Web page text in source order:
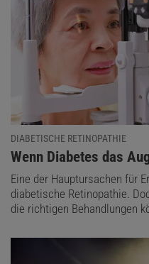
DIABETISCHE RETINOPATHIE
:
Wenn Diabetes das
Eine der Hauptursachen für
diabetische Retinopathie.
die richtigen Behandlungen